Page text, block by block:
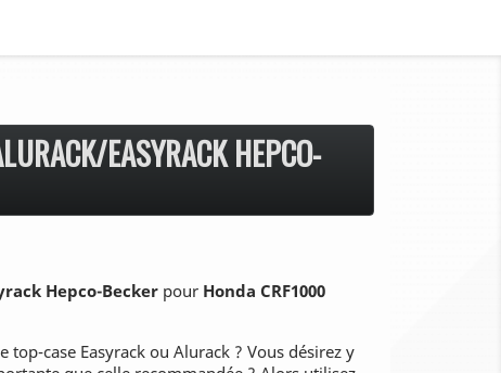
EASYRACK HEPCO-
Hepco-Becker pour Honda CRF1000
top-case Easyrack ou Alurack ? Vous désirez y